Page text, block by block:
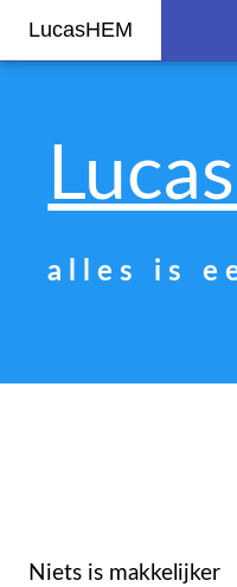
LucasHEM
a l l e s i s e e
Niets is makkelijker